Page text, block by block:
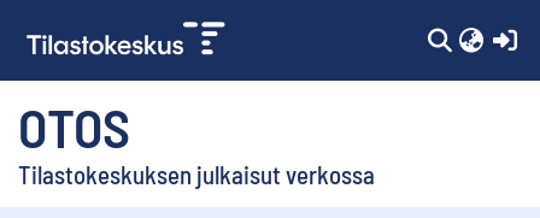
OTOS
Tilastokeskuksen julkaisut verkossa